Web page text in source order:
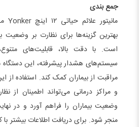
جمع بندی
بهترین گزینه‌ها برای نظارت بر وضعیت
است. با دقت بالا، قابلیت‌های
سیستم‌های هشدار پیشرفته، این دستگاه
مراقبت از بیماران کمک کند. استفاده از
و مراکز درمانی می‌تواند اطمینان از
وضعیت بیماران را فراهم آورد و در
منجر شود. برای دریافت اطلاعات بیشتر با